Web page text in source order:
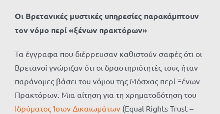
Οι Βρετανικές μυστικές υπηρεσίες παρακάμπτουν
τον νόμο περί «ξένων πρακτόρων»
Τα έγγραφα που διέρρευσαν καθιστούν σαφές ότι οι
Βρετανοί γνώριζαν ότι οι δραστηριότητές τους ήταν
παράνομες βάσει του νόμου της Μόσχας περί Ξένων
Πρακτόρων. Μια αίτηση για τη χρηματοδότηση του
Ιδρύματος Ίσων Δικαιωμάτων (Equal Rights Trust –